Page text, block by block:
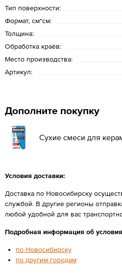
Тип поверхности:
Формат, см*см:
Толщина:
Обработка краёв:
Место производства:
Артикул:
Дополните покупку
Сухие смеси для
Условия доставки:
Доставка по Новосибирску
службой. В другие регионы
любой удобной для вас
Подробная информация об
по Новосибирску
по другим городам